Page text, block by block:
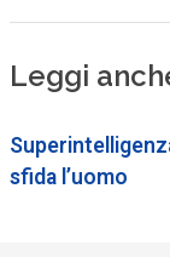
Leggi
sfida l’uomo